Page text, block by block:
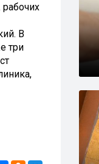
В
три